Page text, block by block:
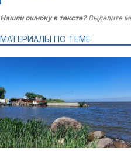
Нашли ошибку в тексте?Выделите
МАТЕРИАЛЫ ПО ТЕМЕ